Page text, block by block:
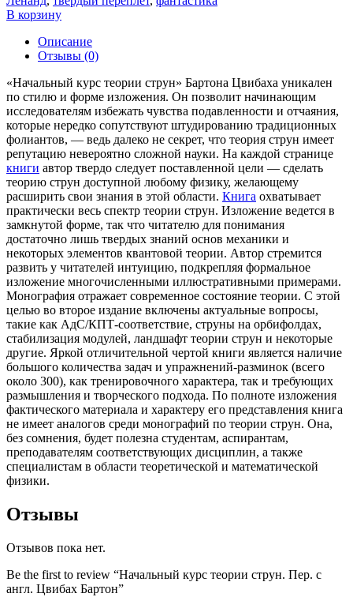
В корзину
Описание
Отзывы (0)
«Начальный курс теории струн» Бартона Цвибаха уникален
по стилю и форме изложения. Он позволит начинающим
исследователям избежать чувства подавленности и отчаяния,
которые нередко сопутствуют штудированию традиционных
фолиантов, — ведь далеко не секрет, что теория струн имеет
репутацию невероятно сложной науки. На каждой странице
книги автор твердо следует поставленной цели — сделать
теорию струн доступной любому физику, желающему
расширить свои знания в этой области. Книга охватывает
практически весь спектр теории струн. Изложение ведется в
замкнутой форме, так что читателю для понимания
достаточно лишь твердых знаний основ механики и
некоторых элементов квантовой теории. Автор стремится
развить у читателей интуицию, подкрепляя формальное
изложение многочисленными иллюстративными примерами.
Монография отражает современное состояние теории. С этой
целью во второе издание включены актуальные вопросы,
такие как АдС/КПТ-соответствие, струны на орбифолдах,
стабилизация модулей, ландшафт теории струн и некоторые
другие. Яркой отличительной чертой книги является наличие
большого количества задач и упражнений-разминок (всего
около 300), как тренировочного характера, так и требующих
размышления и творческого подхода. По полноте изложения
фактического материала и характеру его представления книга
не имеет аналогов среди монографий по теории струн. Она,
без сомнения, будет полезна студентам, аспирантам,
преподавателям соответствующих дисциплин, а также
специалистам в области теоретической и математической
физики.
Отзывы
Отзывов пока нет.
Be the first to review “Начальный курс теории струн. Пер. с
англ. Цвибах Бартон”